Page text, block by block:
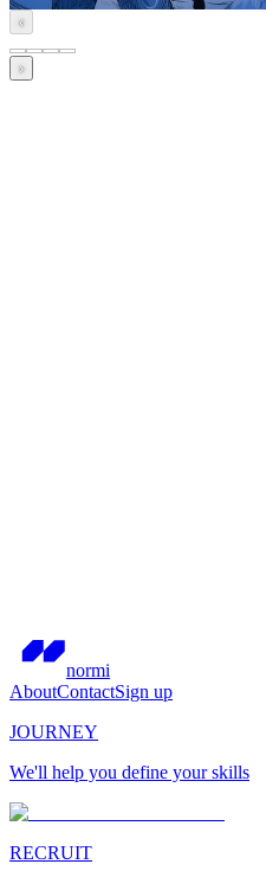
‹
›
normi
AboutContactSign up
JOURNEY
We'll help you define your skills
RECRUIT